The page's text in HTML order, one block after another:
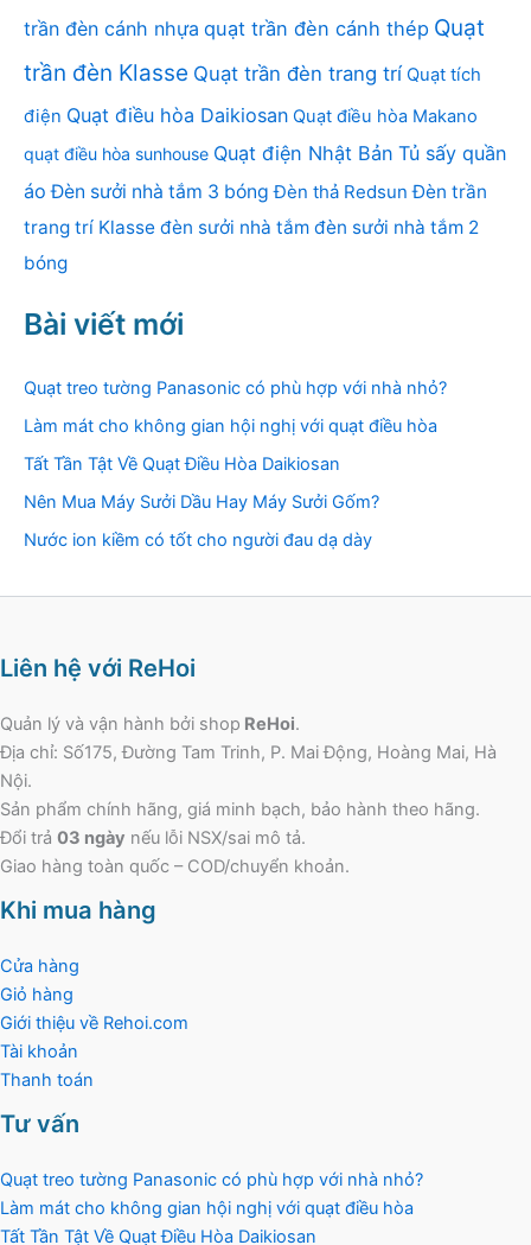
trần đèn cánh nhựa quạt trần đèn cánh thép Quạt
trần đèn Klasse Quạt trần đèn trang trí Quạt tích
điện Quạt điều hòa Daikiosan Quạt điều hòa Makano
quạt điều hòa sunhouse Quạt điện Nhật Bản Tủ sấy quần
áo Đèn sưởi nhà tắm 3 bóng Đèn thả Redsun Đèn trần
trang trí Klasse đèn sưởi nhà tắm đèn sưởi nhà tắm 2
bóng
Bài viết mới
Quạt treo tường Panasonic có phù hợp với nhà nhỏ?
Làm mát cho không gian hội nghị với quạt điều hòa
Tất Tần Tật Về Quạt Điều Hòa Daikiosan
Nên Mua Máy Sưởi Dầu Hay Máy Sưởi Gốm?
Nước ion kiềm có tốt cho người đau dạ dày
Liên hệ với ReHoi
Quản lý và vận hành bởi shop ReHoi.
Địa chỉ: Số175, Đường Tam Trinh, P. Mai Động, Hoàng Mai, Hà
Nội.
Sản phẩm chính hãng, giá minh bạch, bảo hành theo hãng.
Đổi trả 03 ngày nếu lỗi NSX/sai mô tả.
Giao hàng toàn quốc – COD/chuyển khoản.
Khi mua hàng
Cửa hàng
Giỏ hàng
Giới thiệu về Rehoi.com
Tài khoản
Thanh toán
Tư vấn
Quạt treo tường Panasonic có phù hợp với nhà nhỏ?
Làm mát cho không gian hội nghị với quạt điều hòa
Tất Tần Tật Về Quạt Điều Hòa Daikiosan